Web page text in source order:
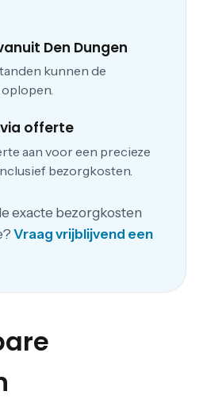
Den Dungen
kunnen de
offerte
aan voor een precieze
bezorgkosten.
exacte bezorgkosten
Vraag vrijblijvend een